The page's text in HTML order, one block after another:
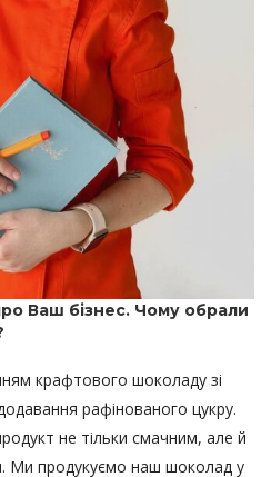
Ваш бізнес. Чому обрали
крафтового шоколаду зі
рафінованого цукру.
не тільки смачним, але й
Ми продукуємо наш шоколад у